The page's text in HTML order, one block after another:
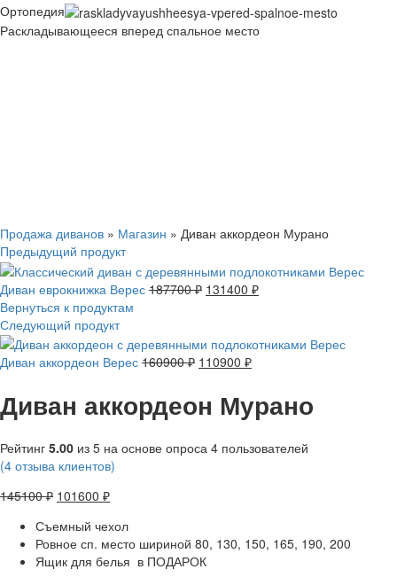
Ортопедия
Раскладывающееся вперед спальное место
Продажа диванов » Магазин » Диван аккордеон Мурано
Предыдущий продукт
Диван еврокнижка Верес 187700₽ 131400 ₽
Вернуться к продуктам
Следующий продукт
Диван аккордеон Верес 160900₽ 110900 ₽
Диван аккордеон Мурано
Рейтинг 5.00 из 5 на основе опроса 4 пользователей
(4 отзыва клиентов)
145100₽ 101600 ₽
Съемный чехол
Ровное сп. место шириной 80, 130, 150, 165, 190, 200
Ящик для белья в ПОДАРОК